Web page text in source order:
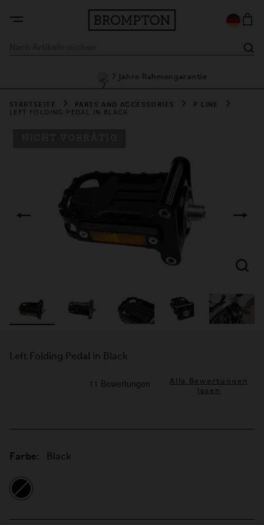
7 Jahre Rahmengarantie
STARTSEITE PARTS AND ACCESSORIES P LINE
LEFT FOLDING PEDAL IN BLACK
Left Folding Pedal in Black
Alle Bewertungen
lesen
Farbe: Black